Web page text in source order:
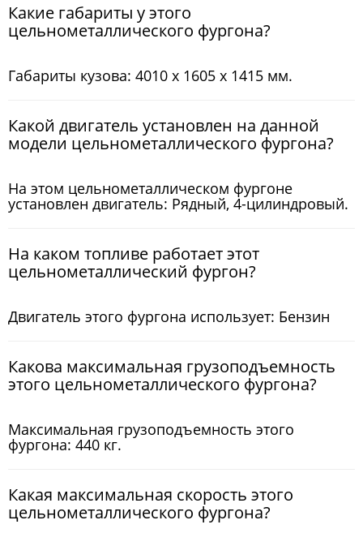
Какие габариты у этого
цельнометаллического фургона?
Габариты кузова: 4010 x 1605 x 1415 мм.
Какой двигатель установлен на данной
модели цельнометаллического фургона?
На этом цельнометаллическом фургоне
установлен двигатель: Рядный, 4-цилиндровый.
На каком топливе работает этот
цельнометаллический фургон?
Двигатель этого фургона использует: Бензин
Какова максимальная грузоподъемность
этого цельнометаллического фургона?
Максимальная грузоподъемность этого
фургона: 440 кг.
Какая максимальная скорость этого
цельнометаллического фургона?